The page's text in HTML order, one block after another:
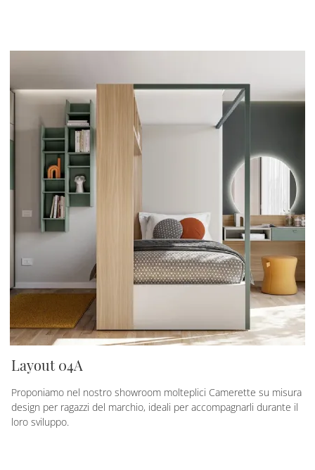
Layout 04A
Proponiamo nel nostro showroom molteplici Camerette su misura
design per ragazzi del marchio, ideali per accompagnarli durante il
loro sviluppo.